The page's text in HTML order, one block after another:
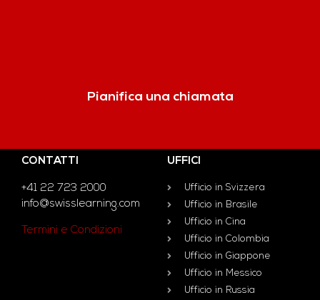
Pianifica una chiamata
CONTATTI
+41 22 723 2000
info@swisslearning.com
Termini e Condizioni
UFFICI
Ufficio in Svizzera
Ufficio in Brasile
Ufficio in Cina
Ufficio in Colombia
Ufficio in Giappone
Ufficio in Messico
Ufficio in Russia